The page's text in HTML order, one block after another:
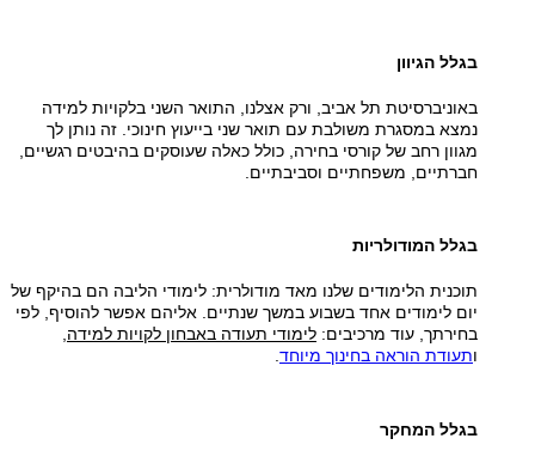
בגלל הגיוון
באוניברסיטת תל אביב, ורק אצלנו, התואר השני בלקויות למידה
נמצא במסגרת משולבת עם תואר שני בייעוץ חינוכי. זה נותן לך
מגוון רחב של קורסי בחירה, כולל כאלה שעוסקים בהיבטים רגשיים,
חברתיים, משפחתיים וסביבתיים.
בגלל המודולריות
תוכנית הלימודים שלנו מאד מודולרית: לימודי הליבה הם בהיקף של
יום לימודים אחד בשבוע במשך שנתיים. אליהם אפשר להוסיף, לפי
בחירתך, עוד מרכיבים: לימודי תעודה באבחון לקויות למידה
ותעודת הוראה בחינוך מיוחד
בגלל המחקר